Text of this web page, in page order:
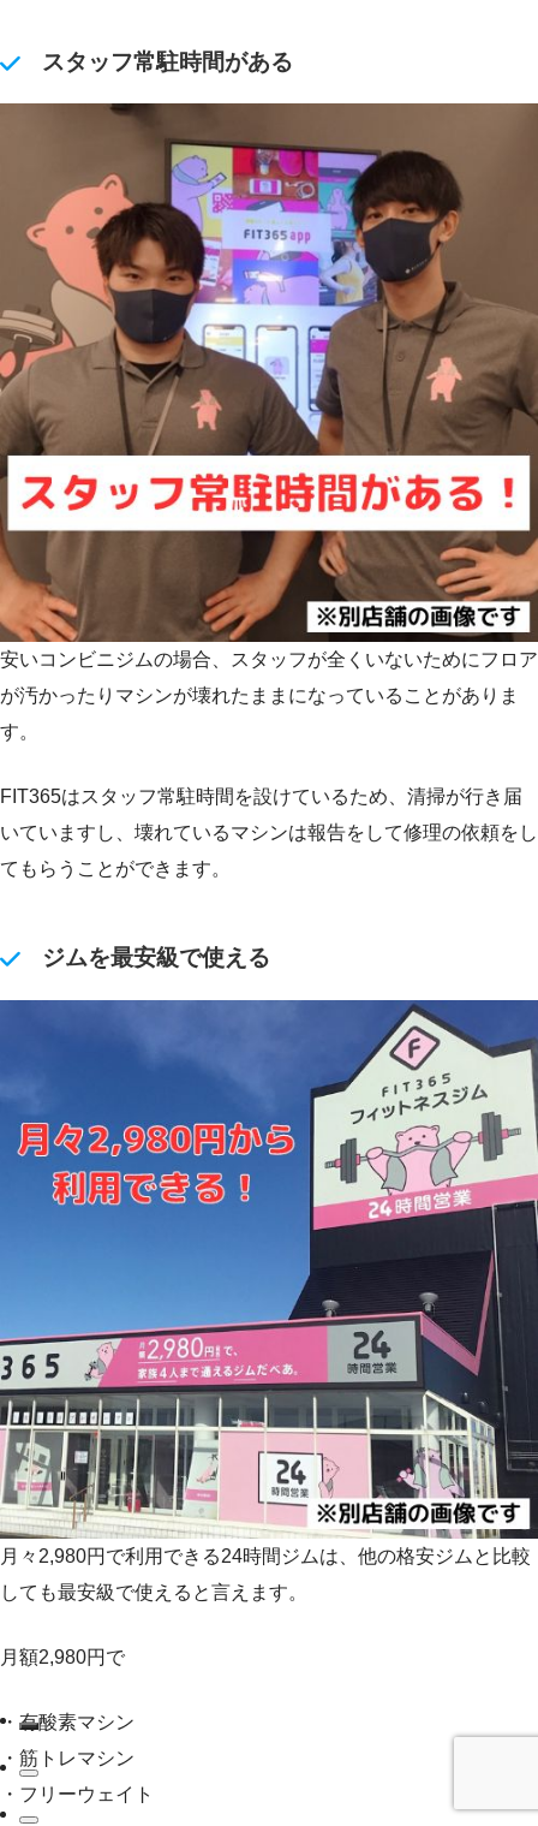
スタッフ常駐時間がある
安いコンビニジムの場合、スタッフが全くいないためにフロア
が汚かったりマシンが壊れたままになっていることがありま
す。
FIT365はスタッフ常駐時間を設けているため、清掃が行き届
いていますし、壊れているマシンは報告をして修理の依頼をし
てもらうことができます。
ジムを最安級で使える
月々2,980円で利用できる24時間ジムは、他の格安ジムと比較
しても最安級で使えると言えます。
月額2,980円で
・有酸素マシン
・筋トレマシン
・フリーウェイト